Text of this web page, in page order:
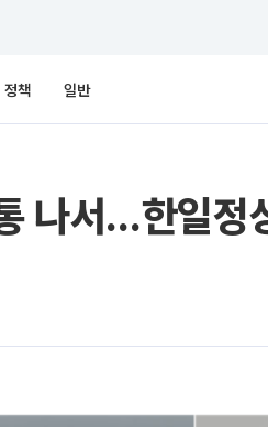
정책 일반
나서…한일정